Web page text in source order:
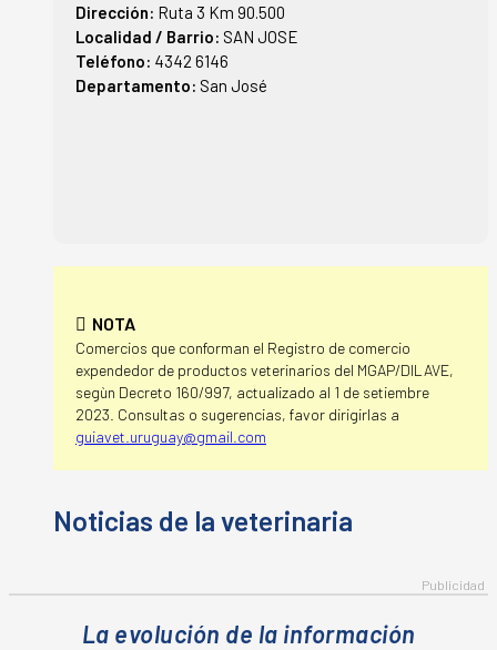
Dirección: Ruta 3 Km 90.500
Localidad / Barrio: SAN JOSE
Teléfono: 4342 6146
Departamento: San José
NOTA
Comercios que conforman el Registro de comercio
expendedor de productos veterinarios del MGAP/DILAVE,
segùn Decreto 160/997, actualizado al 1 de setiembre
2023. Consultas o sugerencias, favor dirigirlas a
guiavet.uruguay@gmail.com
La evolución de la información